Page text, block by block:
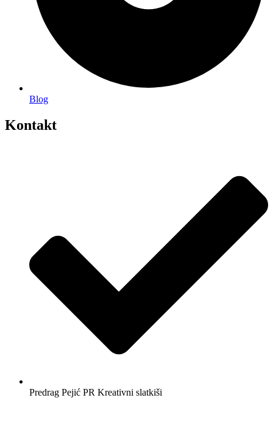
Blog
Kontakt
Predrag Pejić PR Kreativni slatkiši